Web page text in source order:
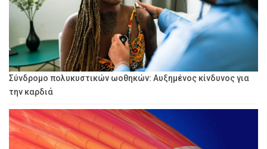
Σύνδρομο πολυκυστικών ωοθηκών: Αυξημένος κίνδυνος για
την καρδιά